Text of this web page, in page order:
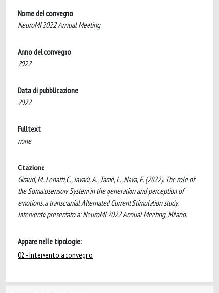
Nome del convegno
NeuroMI 2022 Annual Meeting
Anno del convegno
2022
Data di pubblicazione
2022
Fulltext
none
Citazione
Giraud, M., Lenatti, C., Javadi, A., Tamè, L., Nava, E. (2022). The role of
the Somatosensory System in the generation and perception of
emotions: a transcranial Alternated Current Stimulation study.
Intervento presentato a: NeuroMI 2022 Annual Meeting, Milano.
Appare nelle tipologie:
02 - Intervento a convegno